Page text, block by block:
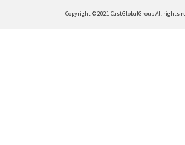
Copyright © 2021 CastGlobalGroup All rights